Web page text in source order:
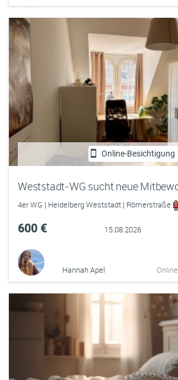
Online-Besichtigung
Weststadt-WG sucht neue
4er WG | Heidelberg Weststadt | Römerstraße
600 € 15.08.2026
Hannah Apel